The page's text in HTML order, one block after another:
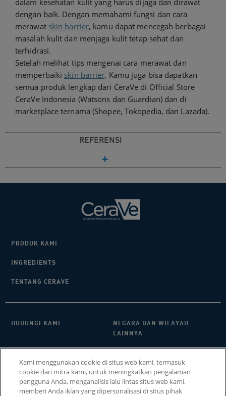
dalam kesehatan kulit yang harus dijaga dan dirawat
dengan baik. Dengan memahami fungsi dan cara
merawat skin barrier, kamu dapat mencegah berbagai
masalah kulit dan menjaga kulit tetap sehat dan
terhidrasi.
Setelah melihat tips mengenai cara merawat dan
memperbaiki skin barrier. Kamu juga bisa dapatkan
semua produk lengkap dari CeraVe di Official Store
CeraVe Indonesia (Watsons dan Guardian) dan di
marketplace ternama (Shopee, Tokopedia, dan Lazada).
REFERENSI
PRODUK KAMI
INGREDIENTS
TENTANG CERAVE
HUBUNGI KAMI​
NEGARA DAN WILAYAH
LAINNYA
PENGATURAN COOKIE COOKIE POLICY
SITEMAP
Kami menggunakan cookie di situs web kami, termasuk
cookie dari mitra kami, untuk meningkatkan pengalaman
pengguna Anda, menganalisis lalu lintas situs web kami,
memberi Anda iklan yang dipersonalisasi di situs pihak